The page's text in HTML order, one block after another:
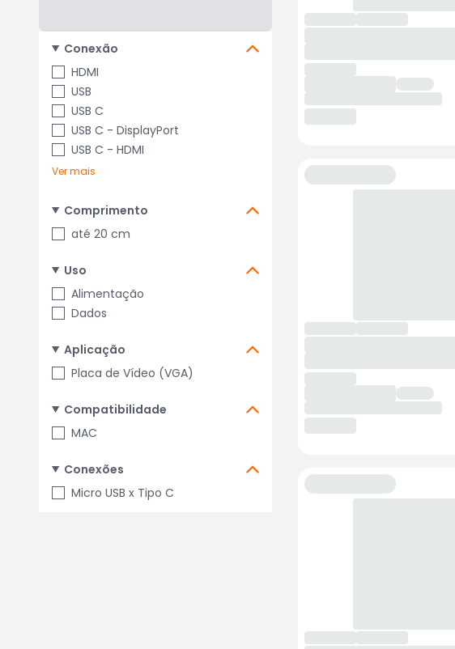
Conexão
HDMI
USB
USB C
USB C - DisplayPort
USB C - HDMI
Ver mais
Comprimento
até 20 cm
Uso
Alimentação
Dados
Aplicação
Placa de Vídeo (VGA)
Compatibilidade
MAC
Conexões
Micro USB x Tipo C